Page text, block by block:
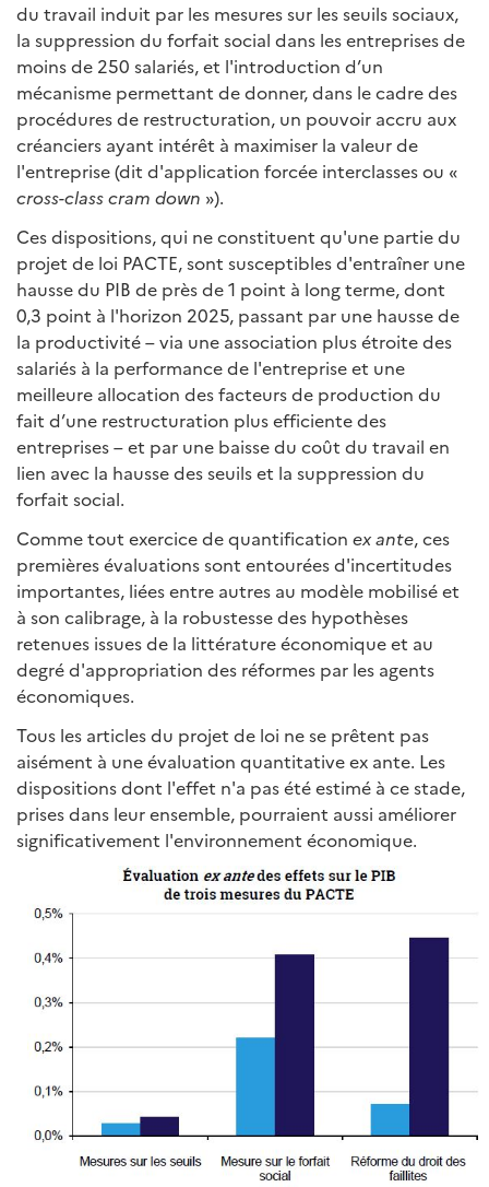
du travail induit par les mesures sur les seuils sociaux,
la suppression du forfait social dans les entreprises de
moins de 250 salariés, et l'introduction d’un
mécanisme permettant de donner, dans le cadre des
procédures de restructuration, un pouvoir accru aux
créanciers ayant intérêt à maximiser la valeur de
l'entreprise (dit d'application forcée interclasses ou «
cross-class cram down »).
Ces dispositions, qui ne constituent qu'une partie du
projet de loi PACTE, sont susceptibles d'entraîner une
hausse du PIB de près de 1 point à long terme, dont
0,3 point à l'horizon 2025, passant par une hausse de
la productivité – via une association plus étroite des
salariés à la performance de l'entreprise et une
meilleure allocation des facteurs de production du
fait d’une restructuration plus efficiente des
entreprises – et par une baisse du coût du travail en
lien avec la hausse des seuils et la suppression du
forfait social.
Comme tout exercice de quantification ex ante, ces
premières évaluations sont entourées d'incertitudes
importantes, liées entre autres au modèle mobilisé et
à son calibrage, à la robustesse des hypothèses
retenues issues de la littérature économique et au
degré d'appropriation des réformes par les agents
économiques.
Tous les articles du projet de loi ne se prêtent pas
aisément à une évaluation quantitative ex ante. Les
dispositions dont l'effet n'a pas été estimé à ce stade,
prises dans leur ensemble, pourraient aussi améliorer
significativement l'environnement économique.